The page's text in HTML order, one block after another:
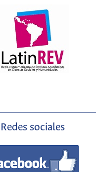
Redes sociales